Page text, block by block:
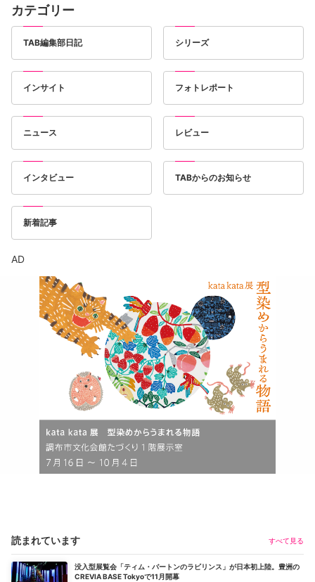
カテゴリー
TAB編集部日記 シリーズ
インサイト フォトレポート
ニュース レビュー
インタビュー TABからのお知らせ
新着記事
AD
読まれています すべて見る
没入型展覧会「ティム・バートンのラビリンス」が日本初上陸。豊洲の
CREVIA BASE Tokyoで11月開幕